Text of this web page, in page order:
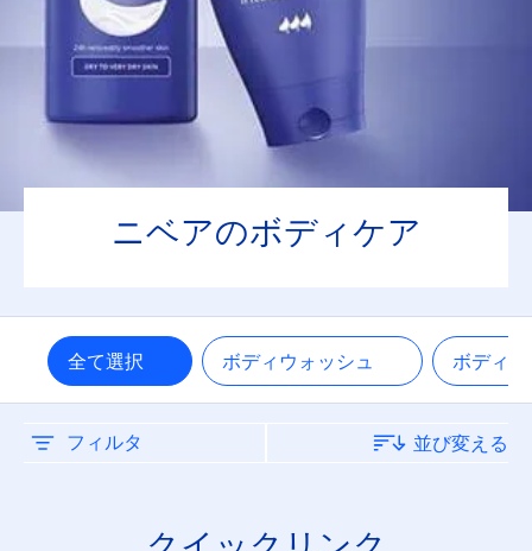
ニベアのボディケア
全て選択 ボディウォッシュ ボディ
フィルタ 並び変える
商品タイプ
エンジェルスキン
クリームケア
スキンミルク
マシュマロケア
リフレッシュプラス